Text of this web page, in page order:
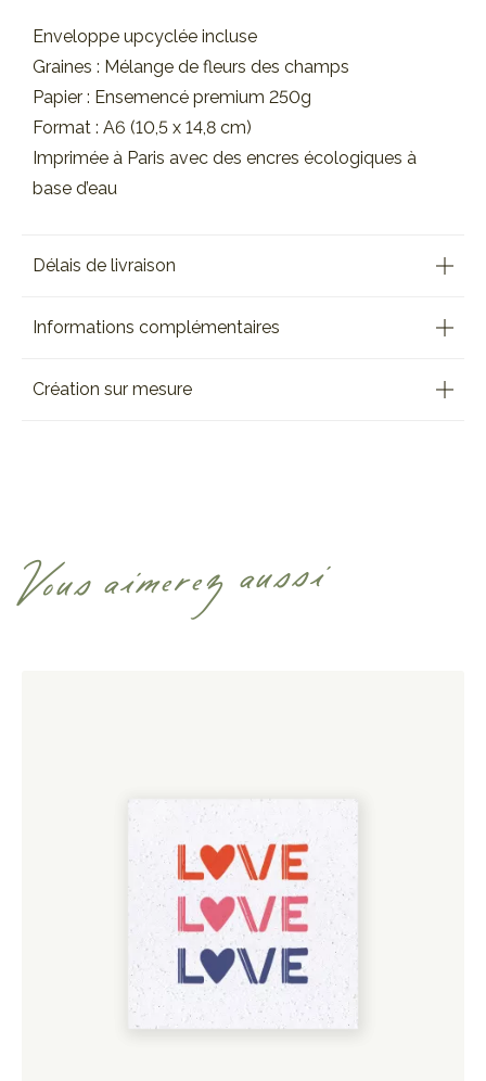
Enveloppe upcyclée incluse
Graines : Mélange de fleurs des champs
Papier : Ensemencé premium 250g
Format : A6 (10,5 x 14,8 cm)
Imprimée à Paris avec des encres écologiques à
base d’eau
Délais de livraison
Informations complémentaires
Création sur mesure
Vous aimerez aussi